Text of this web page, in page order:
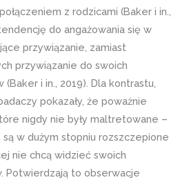
z rodzicami (Baker i in.,
do angażowania się w
przywiązanie, zamiast
przywiązanie do swoich
i in., 2019). Dla kontrastu,
pokazały, że poważnie
nigdy nie były maltretowane –
są w dużym stopniu rozszczepione
nie chcą widzieć swoich
Potwierdzają to obserwacje